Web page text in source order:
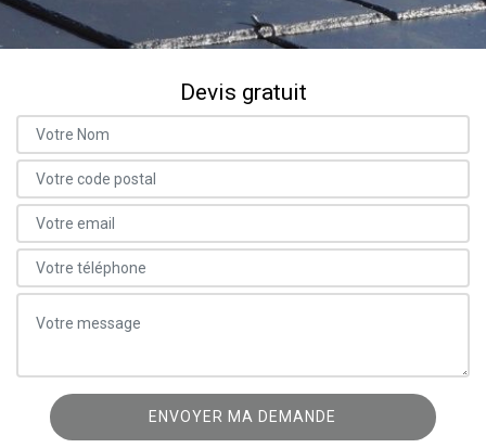
Devis gratuit